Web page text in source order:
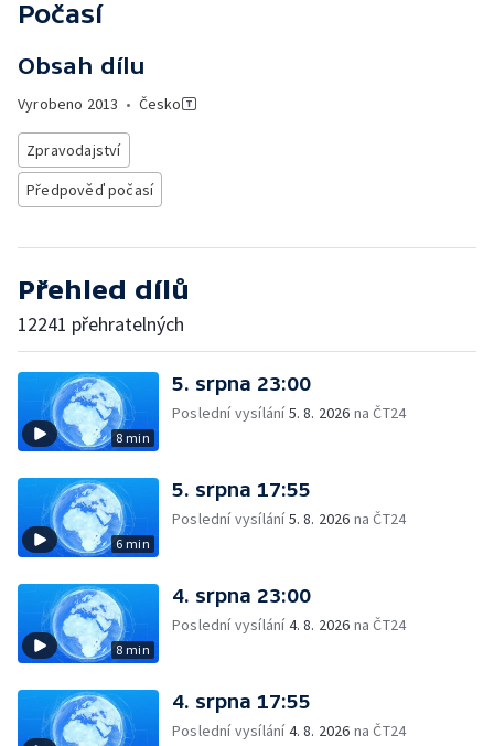
Počasí
Obsah dílu
Vyrobeno 2013 • Česko
Zpravodajství
Předpověď počasí
Přehled dílů
12241 přehratelných
8 min
5. srpna 23:00
Poslední vysílání5. 8. 2026 na ČT24
6 min
5. srpna 17:55
Poslední vysílání5. 8. 2026 na ČT24
8 min
4. srpna 23:00
Poslední vysílání4. 8. 2026 na ČT24
4. srpna 17:55
Poslední vysílání4. 8. 2026 na ČT24